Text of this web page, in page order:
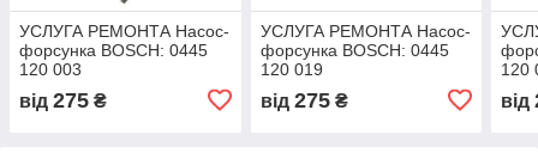
УСЛУГА РЕМОНТА Насос-
форсунка BOSCH: 0445
120 003
від 275 ₴
УСЛУГА РЕМОНТА Насос-
форсунка BOSCH: 0445
120 019
від 275₴
120
від